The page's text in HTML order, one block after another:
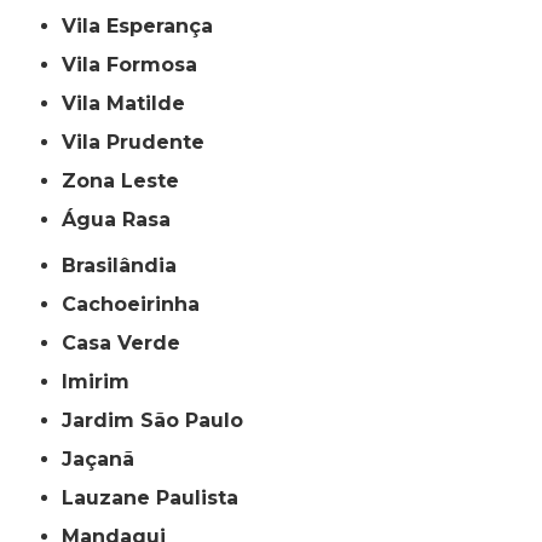
Vila Esperança
Vila Formosa
Vila Matilde
Vila Prudente
Zona Leste
Água Rasa
Brasilândia
Cachoeirinha
Casa Verde
Imirim
Jardim São Paulo
Jaçanã
Lauzane Paulista
Mandaqui